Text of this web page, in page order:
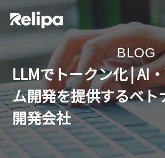
BLOG
LLMでトークン化 | AI
ム開発を提供するベト
開発会社